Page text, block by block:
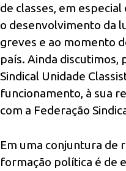
de classes, em
o desenvolvimento da
greves e ao momento
país. Ainda
Sindical Unidade
funcionamento, à sua
com a Federação
Em uma conjuntura de
formação política é de